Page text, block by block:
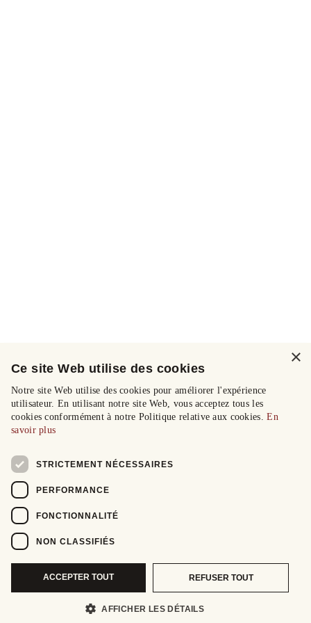
×
Ce site Web utilise des cookies
Notre site Web utilise des cookies pour améliorer l'expérience
utilisateur. En utilisant notre site Web, vous acceptez tous les
cookies conformément à notre Politique relative aux cookies.En
savoir plus
STRICTEMENT NÉCESSAIRES
PERFORMANCE
FONCTIONNALITÉ
NON CLASSIFIÉS
ACCEPTER TOUT REFUSER TOUT
AFFICHER LES DÉTAILS